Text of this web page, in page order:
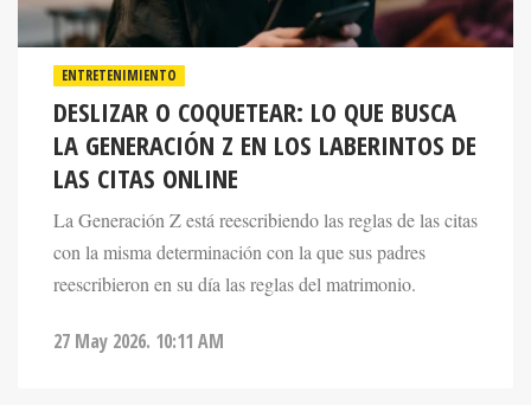
ENTRETENIMIENTO
DESLIZAR O COQUETEAR: LO QUE BUSCA
LA GENERACIÓN Z EN LOS LABERINTOS DE
LAS CITAS ONLINE
La Generación Z está reescribiendo las reglas de las citas
con la misma determinación con la que sus padres
reescribieron en su día las reglas del matrimonio.